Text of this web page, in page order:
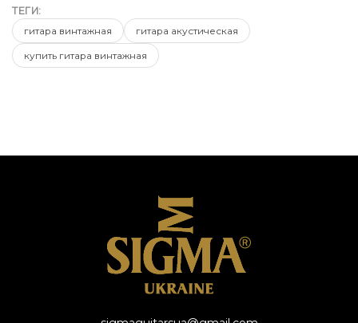
ТЕГИ:
гитара винтажная
гитара акустическая
купить гитара винтажная